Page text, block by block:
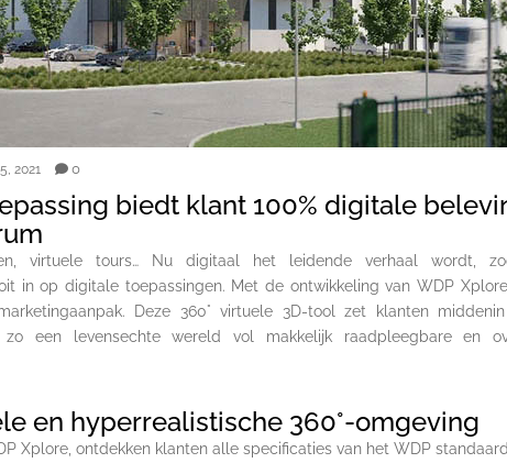
2021 0
biedt klant 100% digitale
virtuele tours… Nu digitaal het leidende verhaal wordt,
in op digitale toepassingen. Met de ontwikkeling van WDP
Deze 360° virtuele 3D-tool zet klanten
zo een levensechte wereld vol makkelijk raadpleegbare en
en hyperrealistische 360°-omgeving
Xplore, ontdekken klanten alle specificaties van het WDP